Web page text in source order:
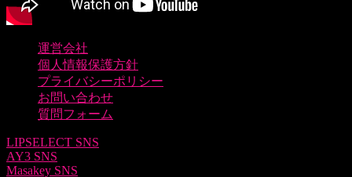
運営会社
個人情報保護方針
プライバシーポリシー
お問い合わせ
質問フォーム
LIPSELECT SNS
AY3 SNS
Masakey SNS